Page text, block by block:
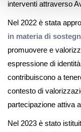
interventi attraverso
Nel 2022 è stata
in materia di
promuovere e
espressione di
contribuiscono a
contesto di
partecipazione attiva
Nel 2023 è stato